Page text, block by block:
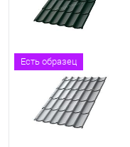
Есть образец